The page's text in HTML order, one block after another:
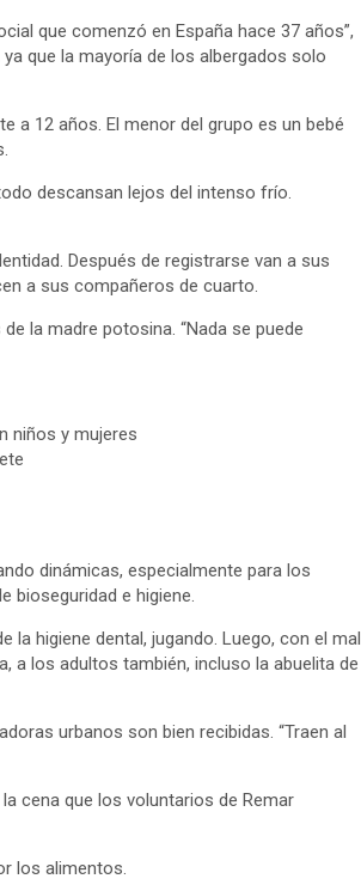
que comenzó en España hace 37 años”,
que la mayoría de los albergados solo
a 12 años. El menor del grupo es un bebé
descansan lejos del intenso frío.
Después de registrarse van a sus
a sus compañeros de cuarto.
la madre potosina. “Nada se puede
niños y mujeres
dinámicas, especialmente para los
bioseguridad e higiene.
la higiene dental, jugando. Luego, con el mal
a los adultos también, incluso la abuelita de
urbanos son bien recibidas. “Traen al
cena que los voluntarios de Remar
los alimentos.